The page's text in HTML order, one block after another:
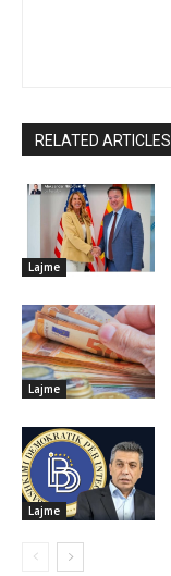
RELATED ARTICLES
Lajme
Lajme
Lajme